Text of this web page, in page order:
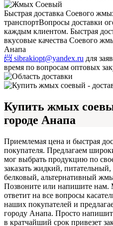
Быстрая доставка Соевого
транспортВопросы доставки
каждым клиентом. Быстрая
вкусовые качества Соевого
Анапа
📨 sibrakiopt@yandex.ru для
время по вопросам оптовых
Купить жмых
городе Анапа
Приемлемая цена и быстрая
покупателя. Предлагаем
мог выбрать продукцию по
заказать жидкий,
белковый, альтернативный
Позвоните или напишите нам.
ответит на все вопросы
наших покупателей и
городу Анапа. Просто
в кратчайший срок привезет